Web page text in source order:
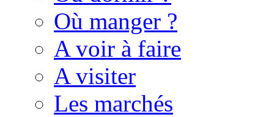
Où manger ?
A voir à faire
A visiter
Les marchés